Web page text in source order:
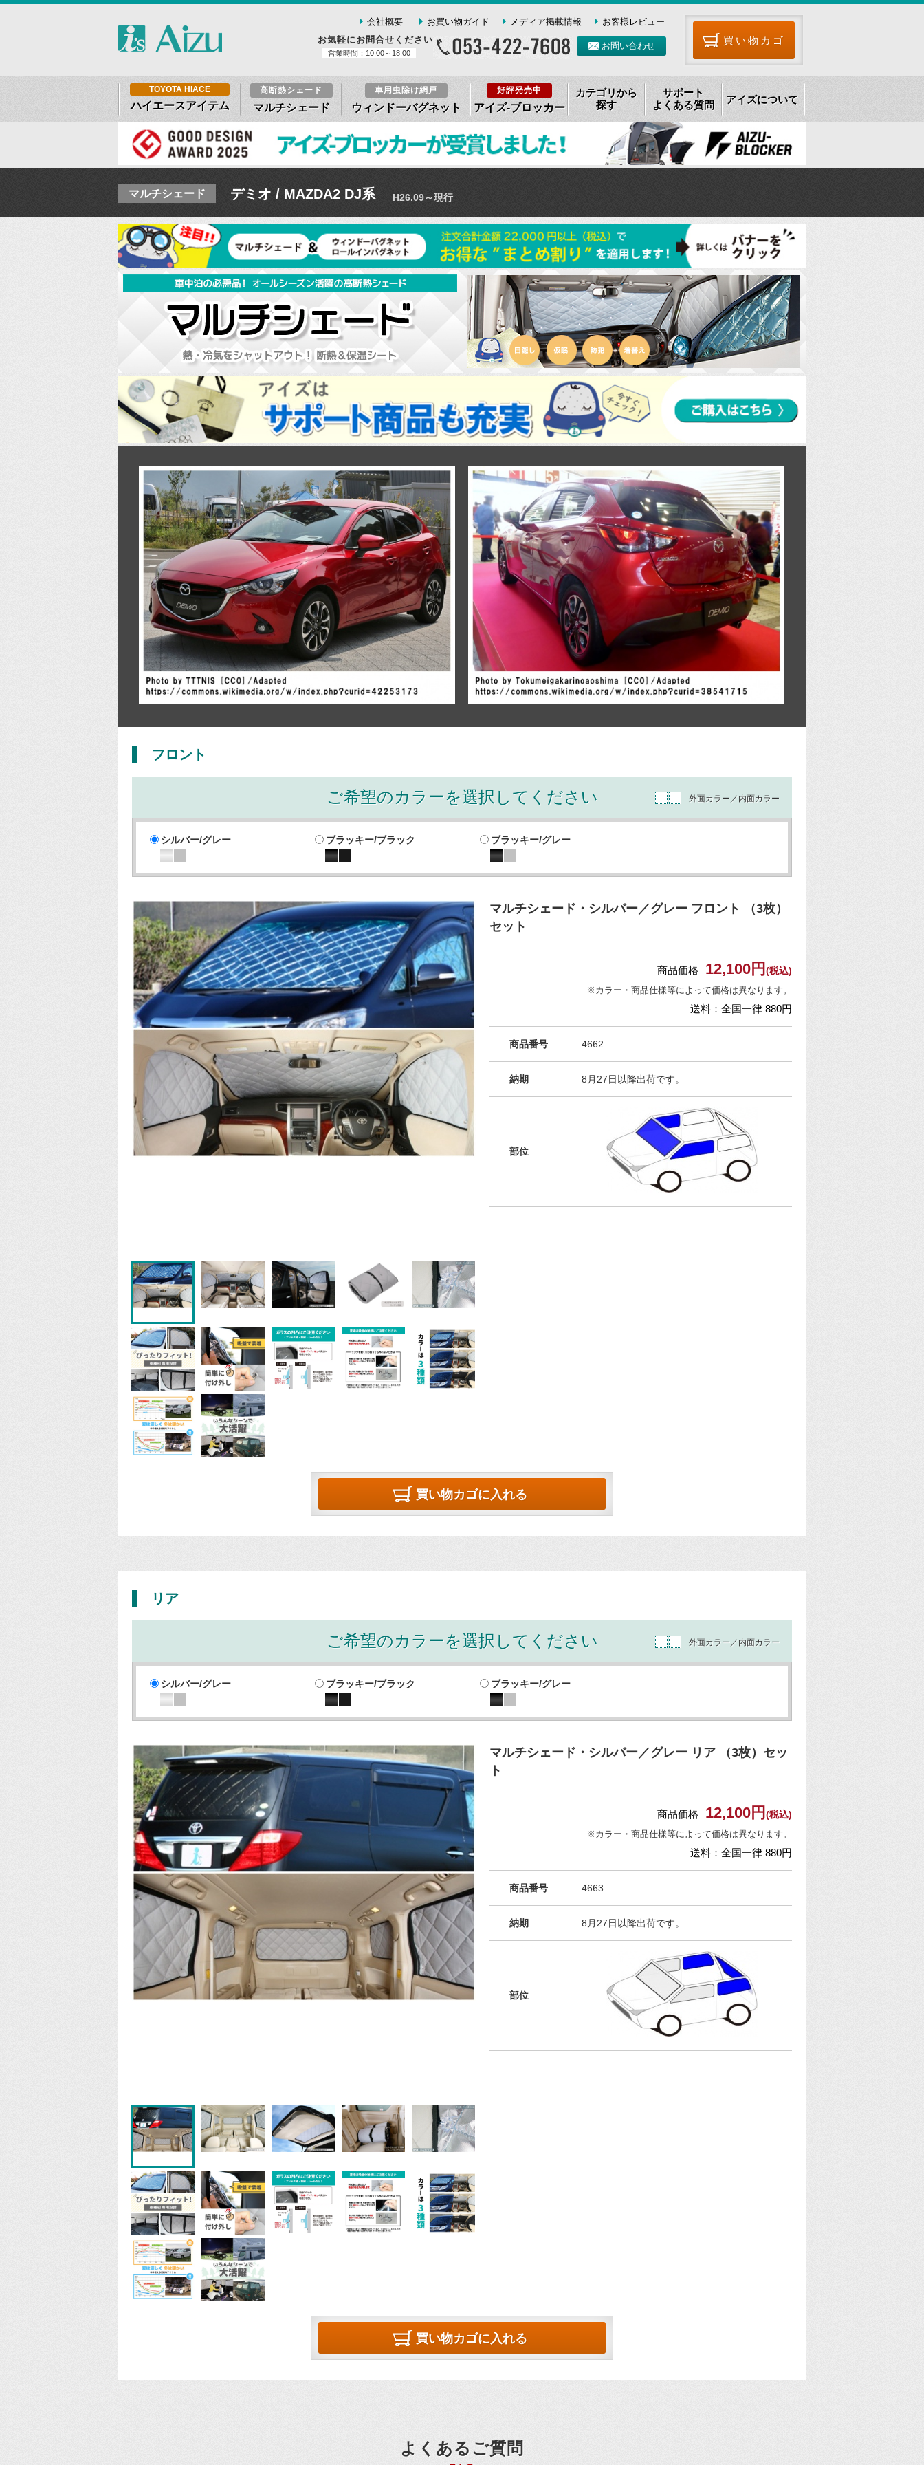
会社概要 お買い物ガイド メディア掲載情報
お客様レビュー
お気軽にお問合せください
営業時間：10:00～18:00
お問い合わせ 買い物カゴ
TOYOTA HIACE
ハイエースアイテム
高断熱シェード
マルチシェード
車用虫除け網戸
ウィンドーバグネット
好評発売中
アイズ-ブロッカー
カテゴリから
探す
サポート
よくある質問
アイズについて
マルチシェード デミオ / MAZDA2 DJ系 H26.09～現行
フロント
ご希望のカラーを選択してください 外面カラー／内面カラー
シルバー/グレー ブラッキー/ブラック ブラッキー/グレー
マルチシェード・シルバー／グレー フロント （3枚）
セット
商品価格 12,100円 (税込)
※カラー・商品仕様等によって価格は異なります。
送料：全国一律 880円
商品番号 4662
納期 8月27日以降出荷です。
部位
買い物カゴに入れる
リア
ご希望のカラーを選択してください 外面カラー／内面カラー
シルバー/グレー ブラッキー/ブラック ブラッキー/グレー
マルチシェード・シルバー／グレー リア （3枚）セッ
ト
商品価格 12,100円 (税込)
※カラー・商品仕様等によって価格は異なります。
送料：全国一律 880円
商品番号 4663
納期 8月27日以降出荷です。
部位
買い物カゴに入れる
よくあるご質問